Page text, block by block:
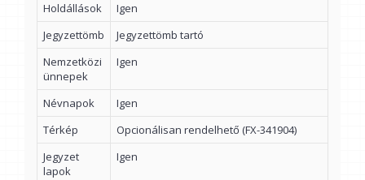
Holdállások
Igen
Jegyzettömb
Jegyzettömb tartó
Nemzetközi
ünnepek
Igen
Névnapok
Igen
Térkép
Opcionálisan rendelhető (FX-341904)
Jegyzet
lapok
Igen